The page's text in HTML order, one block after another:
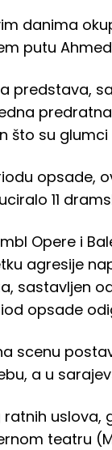
danima
putu
predstava,
što su
opsade,
11
Opere i
agresije
sastavljen
opsade
scenu
a u
ratnih uslova,
teatru